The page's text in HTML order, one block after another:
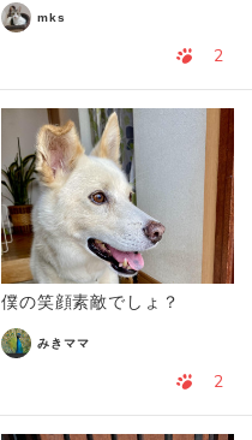
mks
2
僕の笑顔素敵でしょ？
みきママ
2